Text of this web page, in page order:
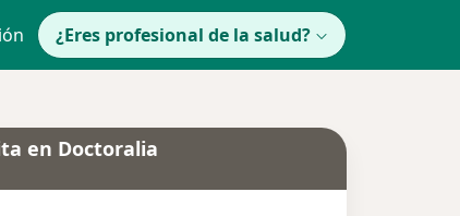
¿Eres profesional de la salud?
en Doctoralia